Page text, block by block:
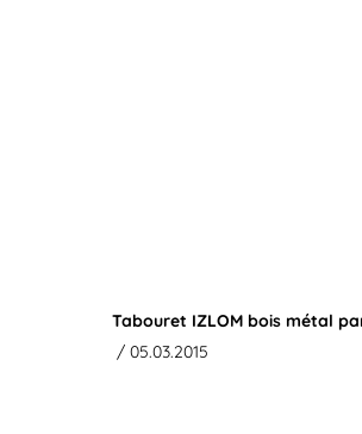
Tabouret IZLOM bois métal
/ 05.03.2015